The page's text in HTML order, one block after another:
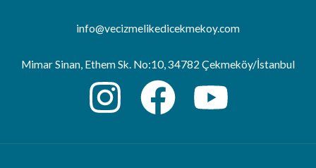
info@vecizmelikedicekmekoy.com
Mimar Sinan, Ethem Sk. No:10, 34782 Çekmeköy/İstanbul